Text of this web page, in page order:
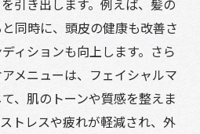
引き出します。例えば、髪の
同時に、頭皮の健康も改善さ
ィションも向上します。さら
メニューは、フェイシャルマ
、肌のトーンや質感を整えま
トレスや疲れが軽減され、外